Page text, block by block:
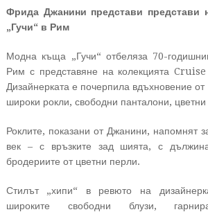
Фрида Джанини представи представи
„Гучи“ в Рим
Модна къща „Гучи“ отбеляза 70-
Рим с представяне на колекцията
Дизайнерката е почерпила вдъхновение от
широки рокли, свободни панталони,
Роклите, показани от Джанини, напомнят
век – с връзките зад шията, с
бродериите от цветни перли.
Стилът „хипи“ в ревюто на
широките свободни блузи,